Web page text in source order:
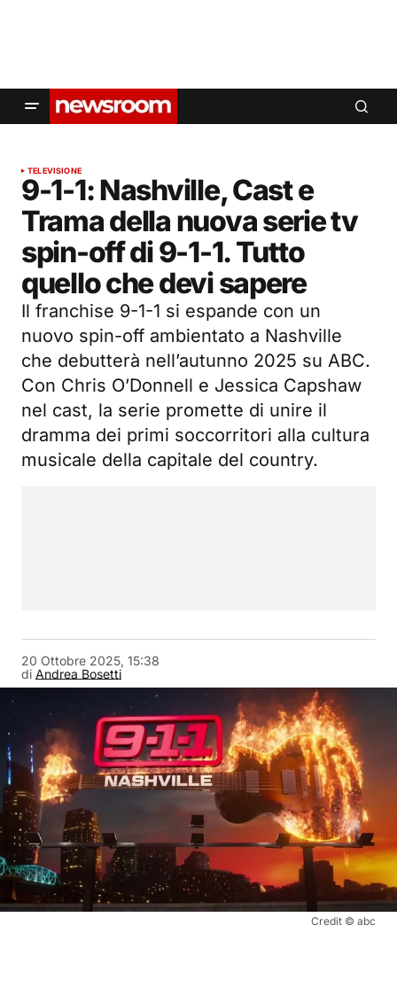
TELEVISIONE
9-1-1: Nashville, Cast e
Trama della nuova serie tv
spin-off di 9-1-1. Tutto
quello che devi sapere
Il franchise 9-1-1 si espande con un
nuovo spin-off ambientato a Nashville
che debutterà nell’autunno 2025 su ABC.
Con Chris O’Donnell e Jessica Capshaw
nel cast, la serie promette di unire il
dramma dei primi soccorritori alla cultura
musicale della capitale del country.
di Andrea Bosetti
20 Ottobre 2025, 15:38
Credit © abc